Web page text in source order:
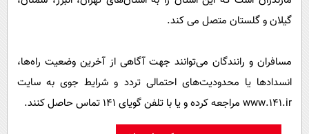
گیلان و گلستان متصل می کند.
مسافران و رانندگان می‌توانند جهت آگاهی از آخرین وضعیت راه‌ها،
انسدادها یا محدودیت‌های احتمالی تردد و شرایط جوی به سایت
www.۱۴۱.ir مراجعه کرده و یا با تلفن گویای ۱۴۱ تماس حاصل کنند.